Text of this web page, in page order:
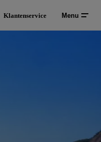
Klantenservice Menu